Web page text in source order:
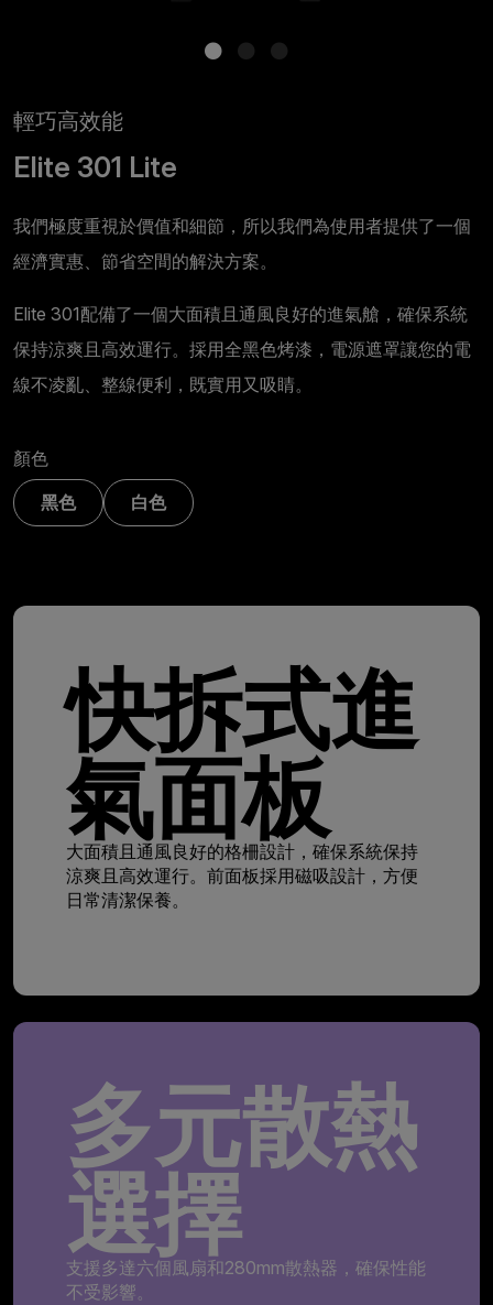
輕巧高效能
Elite 301 Lite
我們極度重視於價值和細節，所以我們為使用者提供了一個
經濟實惠、節省空間的解決方案。
Elite 301配備了一個大面積且通風良好的進氣艙，確保系統
保持涼爽且高效運行。採用全黑色烤漆，電源遮罩讓您的電
線不凌亂、整線便利，既實用又吸睛。
顏色
黑色
白色
快拆式進
氣面板
大面積且通風良好的格柵設計，確保系統保持
涼爽且高效運行。前面板採用磁吸設計，方便
日常清潔保養。
多元散熱
選擇
支援多達六個風扇和280mm散熱器，確保性能
不受影響。